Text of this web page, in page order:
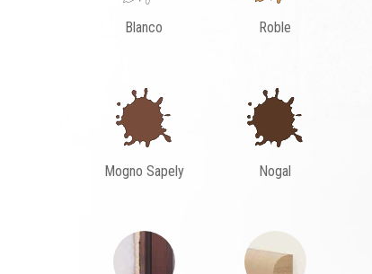
Blanco Roble
Mogno Sapely Nogal